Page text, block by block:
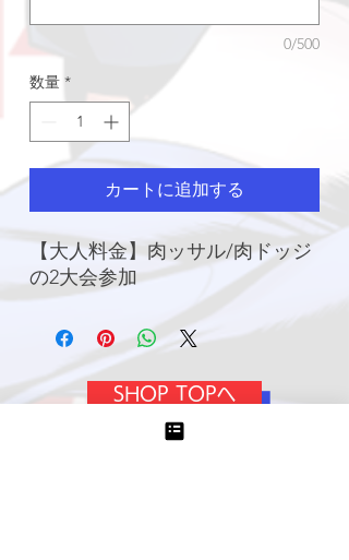
0/500
数量 *
カートに追加する
【大人料金】肉ッサル/肉ドッジ
の2大会参加
SHOP TOPへ